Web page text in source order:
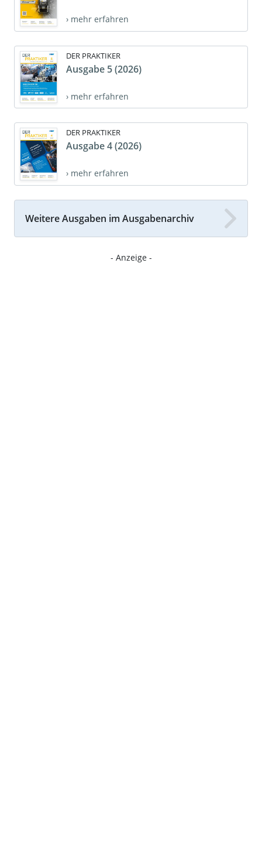
› mehr erfahren
DER PRAKTIKER
Ausgabe 5 (2026)
› mehr erfahren
DER PRAKTIKER
Ausgabe 4 (2026)
› mehr erfahren
Weitere Ausgaben im Ausgabenarchiv
- Anzeige -